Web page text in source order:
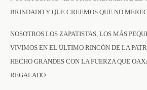
BRINDADO Y QUE CREEMOS QUE NO
NOSOTROS LOS ZAPATISTAS, LOS MÁS
VIVIMOS EN EL ÚLTIMO RINCÓN DE LA
HECHO GRANDES CON LA FUERZA QUE
REGALADO.